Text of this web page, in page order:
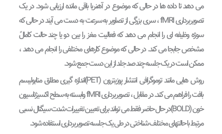
می دهد تا داده ها در حالی که موضوع در آهنربا باقی مانده ارزیابی شود. در یک
تصویربرداری fMRI ، سری بزرگی از تصاویر به سرعت به دست می آیند در حالی که
سوژه وظیفه ای را انجام می دهد که فعالیت مغز را بین دو یا چند حالت کامالً
مشخص جابجا می کند. در حالی که موضوع کارهای مختلفی را انجام می دهد ،
ممکن است در یک جلسه چند صد جلد از این دست جمع شود.
روش هایی مانند توموگرافی انتشار پوزیترون (PET)اندازه گیری مطلق متابولیسم
بافت را فراهم می کند. در مقابل ، تصویربرداری fMRI وابسته به سطح اکسیژناسیون
خون (BOLD)در حال حاضر فقط می تواند برای تعیین تغییرات شدت سیگنال نسبی
مرتبط با حالتهای مختلف شناختی در طی یک جلسه تصویربرداری استفاده شود.